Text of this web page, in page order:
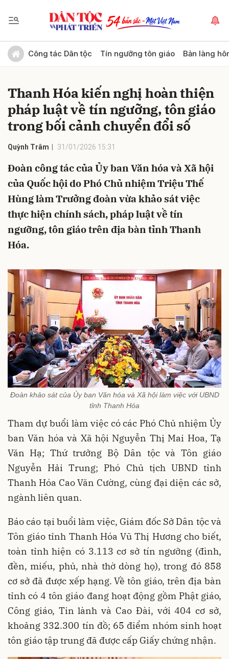
Công tác Dân tộc Tín ngưỡng tôn giáo Bản làng
Thanh Hóa kiến nghị hoàn thiện
pháp luật về tín ngưỡng, tôn giáo
trong bối cảnh chuyển đổi số
Quỳnh Trâm 31/01/2026 15:31
Đoàn công tác của Ủy ban Văn hóa và Xã hội
của Quốc hội do Phó Chủ nhiệm Triệu Thế
Hùng làm Trưởng đoàn vừa khảo sát việc
thực hiện chính sách, pháp luật về tín
ngưỡng, tôn giáo trên địa bàn tỉnh Thanh
Hóa.
Đoàn khảo sát của Ủy ban Văn hóa và Xã hội làm việc với UBND
tỉnh Thanh Hóa
Tham dự buổi làm việc có các Phó Chủ nhiệm Ủy
ban Văn hóa và Xã hội Nguyễn Thị Mai Hoa, Tạ
Văn Hạ; Thứ trưởng Bộ Dân tộc và Tôn giáo
Nguyễn Hải Trung; Phó Chủ tịch UBND tỉnh
Thanh Hóa Cao Văn Cường, cùng đại diện các sở,
ngành liên quan.
Báo cáo tại buổi làm việc, Giám đốc Sở Dân tộc và
Tôn giáo tỉnh Thanh Hóa Vũ Thị Hương cho biết,
toàn tỉnh hiện có 3.113 cơ sở tín ngưỡng (đình,
đền, miếu, phủ, nhà thờ dòng họ), trong đó 858
cơ sở đã được xếp hạng. Về tôn giáo, trên địa bàn
tỉnh có 4 tôn giáo đang hoạt động gồm Phật giáo,
Công giáo, Tin lành và Cao Đài, với 404 cơ sở,
khoảng 332.300 tín đồ; 65 điểm nhóm sinh hoạt
tôn giáo tập trung đã được cấp Giấy chứng nhận.
Gửi bình luận